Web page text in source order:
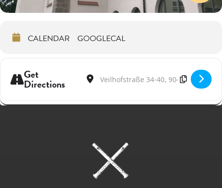
CALENDAR GOOGLECAL
Get
Directions
Address - Masterclass Recorder |
Destination Address - Masterclass